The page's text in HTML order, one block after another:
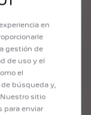
en
gestión de
de uso y el
el
búsqueda y,
sitio
para enviar